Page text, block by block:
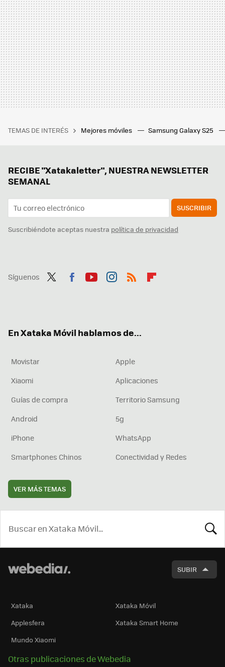
TEMAS DE INTERÉS Mejores móviles Samsung Galaxy S25
RECIBE "Xatakaletter", NUESTRA NEWSLETTER
SEMANAL
SUSCRIBIR
Suscribiéndote aceptas nuestra política de privacidad
Síguenos
En Xataka Móvil hablamos de...
Movistar
Apple
Xiaomi
Aplicaciones
Guías de compra
Territorio Samsung
Android
5g
iPhone
WhatsApp
Smartphones Chinos
Conectividad y Redes
VER MÁS TEMAS
SUBIR
Xataka
Xataka Móvil
Applesfera
Xataka Smart Home
Mundo Xiaomi
Otras publicaciones de Webedia